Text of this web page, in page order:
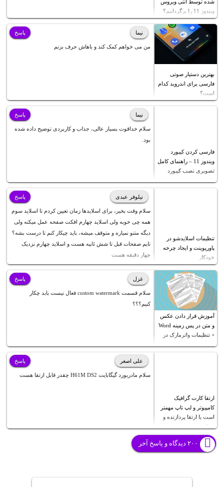
شده توسط آنتی ویروس
ویندوز 11 را برگردانیم؟
بهترین دستیار صوتی
فارسی برای اندروید کدام
است؟
نیما
من می خواهم کمک کند و باهاش حرف بزنم
پاسخ
فارسی کردن کیبورد
ویندوز 11 – راهنمای کامل
تصویری نصب کیبورد
فارسی
نیما
سلام خداقوت بسیار عالی، جذاب و کاربردی توضیح داده شده
بود.
پاسخ
تنظیمات اسلایدشو در
پاورپوینت و ایجاد چرخه
خودکار
نیلوفر عبدی
سلام وقت بخیر، برای اسلایدها زمان تعیین کردم تا اسلاید سوم
همه چی خوبه ولی اسلاید چهارم افکت صفحه عمل میکنه ولی
دیگه متنو نمیاره و متوقف میشه، باید چیکار کنم تا درست بشه؟
تایم صفحات قبل تا شش ثانیه هست و اسلاید چهارم نزدیک
چهار دقیقه هست
پاسخ
آموزش قرار دادن عکس
و متن در پس زمینه Word
+ تنظیمات واترمارک در
غزل
سلام قسمت custom watermark فعال نیست بابد چکار
کنیم؟؟؟
پاسخ
ارتقا کارت گرافیک
کامپیوتر و لپ تاپ مهمتر
است یا ارتقا پردازنده و
رم؟
علی اصغر
سلام مادربورد گیگابایت H61M DS2 چقدر قابل ارتقا هست
پاسخ
۲۰۰ دیدگاه و پاسخ آخر